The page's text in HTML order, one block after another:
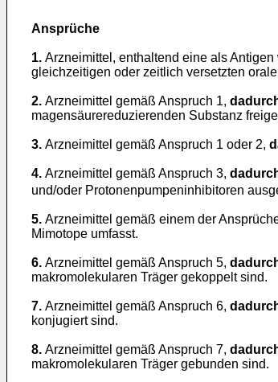
Ansprüche
1. Arzneimittel, enthaltend eine als
gleichzeitigen oder zeitlich versetzten
2. Arzneimittel gemäß Anspruch 1,
magensäurereduzierenden Substanz
3. Arzneimittel gemäß Anspruch 1 oder 2,
4. Arzneimittel gemäß Anspruch 3,
und/oder Protonenpumpeninhibitoren
5. Arzneimittel gemäß einem der
Mimotope umfasst.
6. Arzneimittel gemäß Anspruch 5,
makromolekularen Träger gekoppelt sind.
7. Arzneimittel gemäß Anspruch 6,
konjugiert sind.
8. Arzneimittel gemäß Anspruch 7,
makromolekularen Träger gebunden sind.